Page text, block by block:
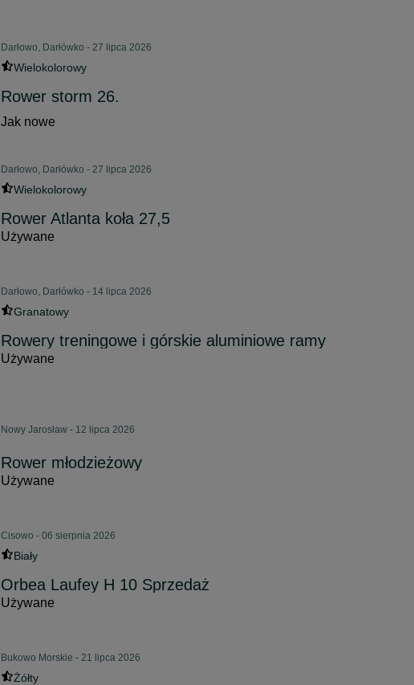
Darłowo, Darłówko - 27 lipca 2026
Wielokolorowy
Rower storm 26.
Jak nowe
Darłowo, Darłówko - 27 lipca 2026
Wielokolorowy
Rower Atlanta koła 27,5
Używane
Darłowo, Darłówko - 14 lipca 2026
Granatowy
Rowery treningowe i górskie aluminiowe ramy
Używane
Nowy Jarosław - 12 lipca 2026
Rower młodzieżowy
Używane
Cisowo - 06 sierpnia 2026
Biały
Orbea Laufey H 10 Sprzedaż
Używane
Bukowo Morskie - 21 lipca 2026
Żółty